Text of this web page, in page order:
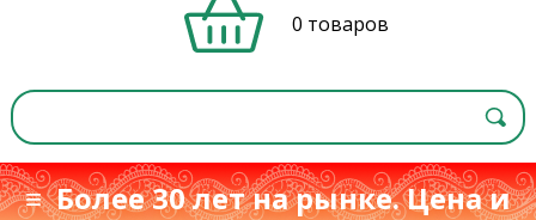
0 товаров
≡ Более 30 лет на рынке. Цена и